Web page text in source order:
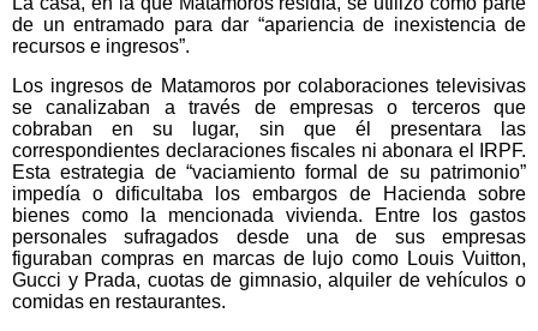
de un entramado para dar “apariencia de inexistencia de
recursos e ingresos”.
Los ingresos de Matamoros por colaboraciones televisivas
se canalizaban a través de empresas o terceros que
cobraban en su lugar, sin que él presentara las
correspondientes declaraciones fiscales ni abonara el IRPF.
Esta estrategia de “vaciamiento formal de su patrimonio”
impedía o dificultaba los embargos de Hacienda sobre
bienes como la mencionada vivienda. Entre los gastos
personales sufragados desde una de sus empresas
figuraban compras en marcas de lujo como Louis Vuitton,
Gucci y Prada, cuotas de gimnasio, alquiler de vehículos o
comidas en restaurantes.